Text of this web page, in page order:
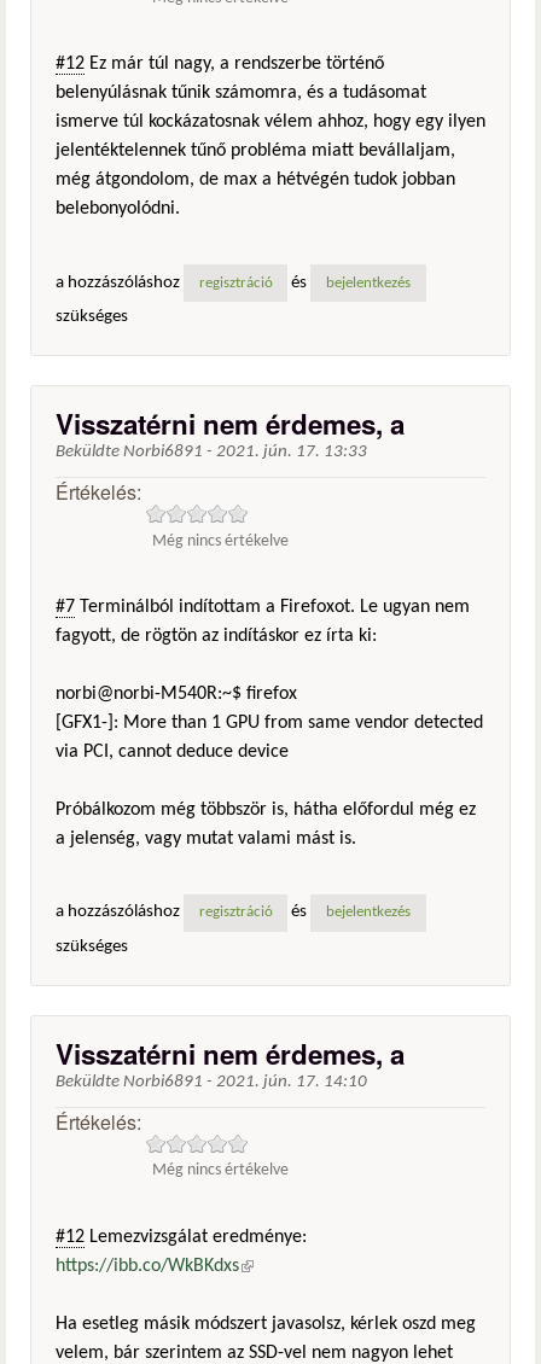
#12 Ez már túl nagy, a rendszerbe történő
belenyúlásnak tűnik számomra, és a tudásomat
ismerve túl kockázatosnak vélem ahhoz, hogy egy ilyen
jelentéktelennek tűnő probléma miatt bevállaljam,
még átgondolom, de max a hétvégén tudok jobban
belebonyolódni.
a hozzászóláshoz regisztráció és bejelentkezés
szükséges
Visszatérni nem érdemes, a
Beküldte Norbi6891 - 2021. jún. 17. 13:33
Értékelés:
Még nincs értékelve
#7 Terminálból indítottam a Firefoxot. Le ugyan nem
fagyott, de rögtön az indításkor ez írta ki:
norbi@norbi-M540R:~$ firefox
[GFX1-]: More than 1 GPU from same vendor detected
via PCI, cannot deduce device
Próbálkozom még többször is, hátha előfordul még ez
a jelenség, vagy mutat valami mást is.
a hozzászóláshoz regisztráció és bejelentkezés
szükséges
Visszatérni nem érdemes, a
Beküldte Norbi6891 - 2021. jún. 17. 14:10
Értékelés:
Még nincs értékelve
#12 Lemezvizsgálat eredménye:
https://ibb.co/WkBKdxs(külső hivatkozás)
Ha esetleg másik módszert javasolsz, kérlek oszd meg
velem, bár szerintem az SSD-vel nem nagyon lehet